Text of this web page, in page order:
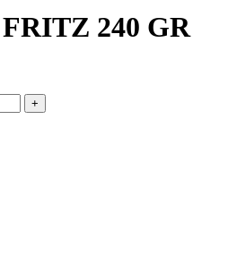
240 GR